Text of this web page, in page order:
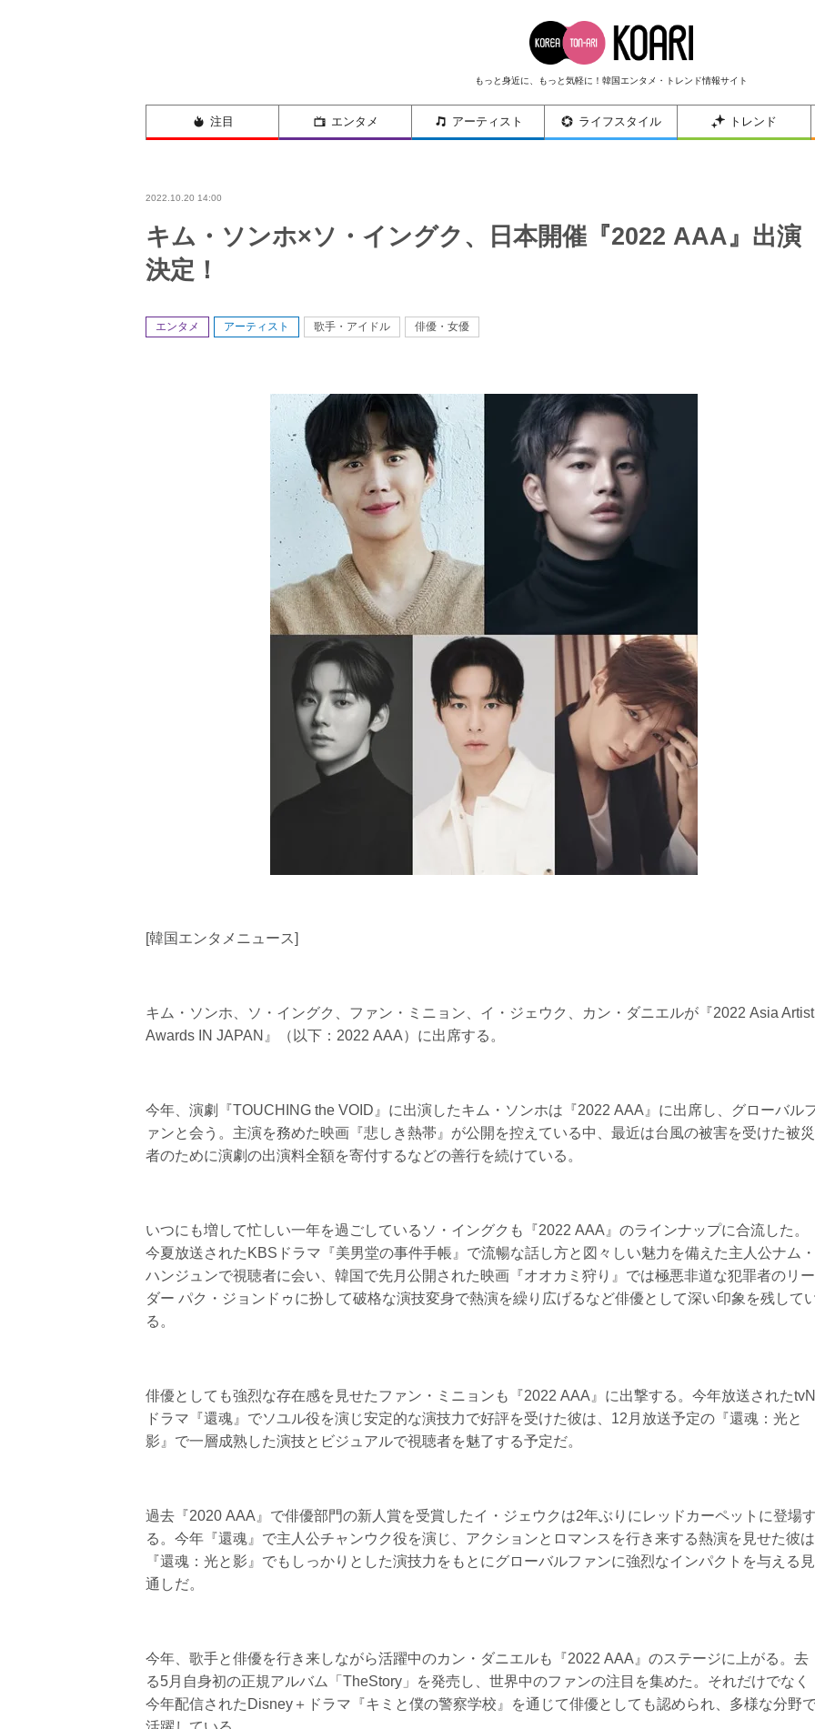
もっと身近に、もっと気軽に！韓国エンタメ・トレンド情報サイト
注目 エンタメ アーティスト ライフスタイル トレンド
2022.10.20 14:00
キム・ソンホ×ソ・イングク、日本開催『2022 AAA』出演
決定！
エンタメ アーティスト 歌手・アイドル 俳優・女優
[韓国エンタメニュース]
キム・ソンホ、ソ・イングク、ファン・ミニョン、イ・ジェウク、カン・ダニエルが『2022 Asia Artist
Awards IN JAPAN』（以下：2022 AAA）に出席する。
今年、演劇『TOUCHING the VOID』に出演したキム・ソンホは『2022 AAA』に出席し、グローバル
ァンと会う。主演を務めた映画『悲しき熱帯』が公開を控えている中、最近は台風の被害を受けた被災
者のために演劇の出演料全額を寄付するなどの善行を続けている。
いつにも増して忙しい一年を過ごしているソ・イングクも『2022 AAA』のラインナップに合流した。
今夏放送されたKBSドラマ『美男堂の事件手帳』で流暢な話し方と図々しい魅力を備えた主人公ナム・
ハンジュンで視聴者に会い、韓国で先月公開された映画『オオカミ狩り』では極悪非道な犯罪者のリー
ダー パク・ジョンドゥに扮して破格な演技変身で熱演を繰り広げるなど俳優として深い印象を残して
る。
俳優としても強烈な存在感を見せたファン・ミニョンも『2022 AAA』に出撃する。今年放送されたtvN
ドラマ『還魂』でソユル役を演じ安定的な演技力で好評を受けた彼は、12月放送予定の『還魂：光と
影』で一層成熟した演技とビジュアルで視聴者を魅了する予定だ。
過去『2020 AAA』で俳優部門の新人賞を受賞したイ・ジェウクは2年ぶりにレッドカーペットに登場
る。今年『還魂』で主人公チャンウク役を演じ、アクションとロマンスを行き来する熱演を見せた彼は
『還魂：光と影』でもしっかりとした演技力をもとにグローバルファンに強烈なインパクトを与える見
通しだ。
今年、歌手と俳優を行き来しながら活躍中のカン・ダニエルも『2022 AAA』のステージに上がる。去
る5月自身初の正規アルバム「TheStory」を発売し、世界中のファンの注目を集めた。それだけでなく
今年配信されたDisney＋ドラマ『キミと僕の警察学校』を通じて俳優としても認められ、多様な分野